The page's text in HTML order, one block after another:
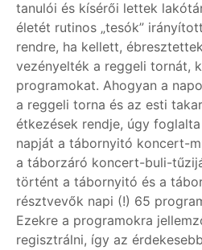
tanulói és kísérői lettek
életét rutinos „tesók”
rendre, ha kellett,
vezényelték a reggeli tornát,
programokat. Ahogyan a
a reggeli torna és az esti
étkezések rendje, úgy
napját a tábornyitó koncert-
a táborzáró koncert-buli-
történt a tábornyitó és a
résztvevők napi (!) 65
Ezekre a programokra
regisztrálni, így az